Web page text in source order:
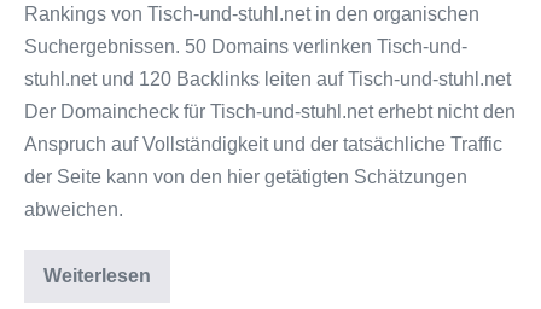
Rankings von Tisch-und-stuhl.net in den organischen
Suchergebnissen. 50 Domains verlinken Tisch-und-
stuhl.net und 120 Backlinks leiten auf Tisch-und-stuhl.net
Der Domaincheck für Tisch-und-stuhl.net erhebt nicht den
Anspruch auf Vollständigkeit und der tatsächliche Traffic
der Seite kann von den hier getätigten Schätzungen
abweichen.
Weiterlesen